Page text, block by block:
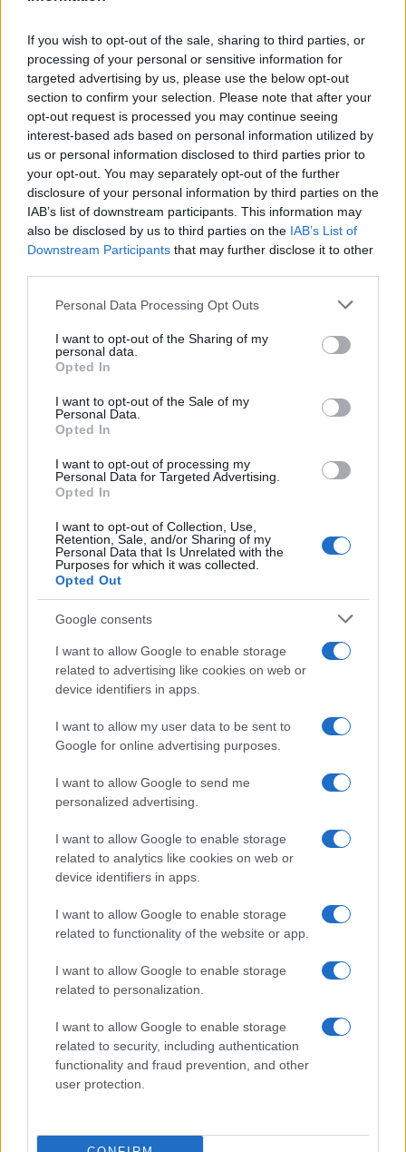
If you wish to opt-out of the sale, sharing to third parties, or
processing of your personal or sensitive information for
targeted advertising by us, please use the below opt-out
section to confirm your selection. Please note that after your
opt-out request is processed you may continue seeing
interest-based ads based on personal information utilized by
us or personal information disclosed to third parties prior to
your opt-out. You may separately opt-out of the further
disclosure of your personal information by third parties on the
IAB’s list of downstream participants. This information may
also be disclosed by us to third parties on the IAB’s List of
Downstream Participants that may further disclose it to other
Please note that this website/app uses one or more Google
not limited to your visit or usage behaviour. You may click to
grant or deny consent to Google and its third-party tags to
use your data for below specified purposes in below Google
consent section.
Personal Data Processing Opt Outs
I want to opt-out of the Sharing of my
personal data.
Opted In
I want to opt-out of the Sale of my
Personal Data.
Opted In
I want to opt-out of processing my
Personal Data for Targeted Advertising.
Opted In
I want to opt-out of Collection, Use,
Retention, Sale, and/or Sharing of my
Personal Data that Is Unrelated with the
Purposes for which it was collected.
Opted Out
Google consents
I want to allow Google to enable storage
related to advertising like cookies on web or
device identifiers in apps.
I want to allow my user data to be sent to
Google for online advertising purposes.
I want to allow Google to send me
personalized advertising.
I want to allow Google to enable storage
related to analytics like cookies on web or
device identifiers in apps.
I want to allow Google to enable storage
related to functionality of the website or app.
I want to allow Google to enable storage
related to personalization.
I want to allow Google to enable storage
related to security, including authentication
functionality and fraud prevention, and other
user protection.
izraeli katonák tömegoszlató eszközöket
használtak, majd pedig tüzet nyitottak „a
bevett eljárásoknak megfelelően”.
A palesztinok ezek mellett gumiabroncsokat
gyújtottak meg, illetve robbanószerrel
töltött léggömböket eresztettek át az izraeli
határon.
Egy különleges családi járattal 140 új
alijázó érkezett Izraelbe
Óriási meglepetés várta a Hapoel Tel-
Aviv szurkolóit Miskolcon